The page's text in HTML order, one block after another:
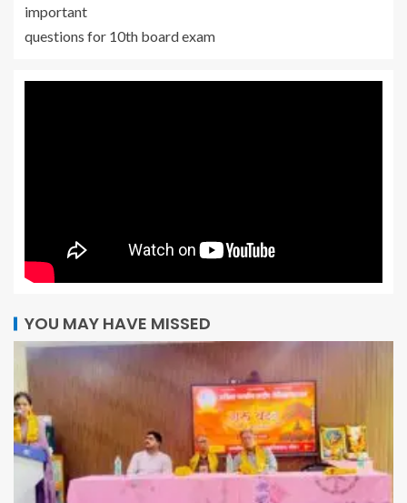
important
questions for 10th board exam
YOU MAY HAVE MISSED